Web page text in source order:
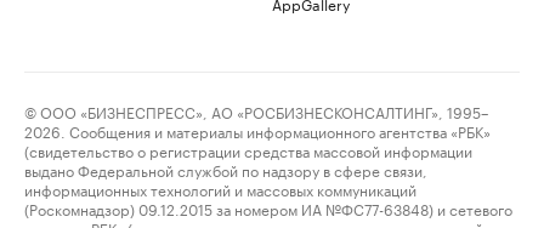
© ООО «БИЗНЕСПРЕСС», АО «РОСБИЗНЕСКОНСАЛТИНГ», 1995–
2026. Сообщения и материалы информационного агентства «РБК»
(свидетельство о регистрации средства массовой информации
выдано Федеральной службой по надзору в сфере связи,
информационных технологий и массовых коммуникаций
(Роскомнадзор) 09.12.2015 за номером ИА №ФС77-63848) и сетевого